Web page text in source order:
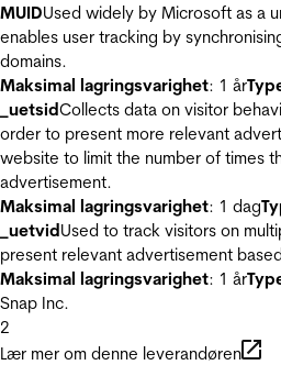
MUIDUsed widely by Microsoft as a
enables user tracking by
domains.
Maksimal lagringsvarighet: 1 år
_uetsidCollects data on visitor
order to present more relevant
website to limit the number of times
advertisement.
Maksimal lagringsvarighet: 1 dag
_uetvidUsed to track visitors on
present relevant advertisement
Maksimal lagringsvarighet: 1 år
Snap Inc.
2
Lær mer om denne leverandøren